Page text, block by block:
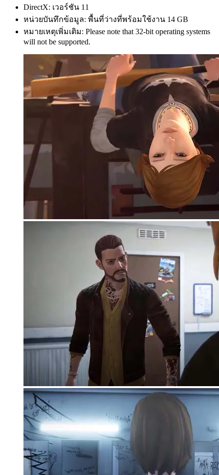
DirectX: เวอร์ชัน 11
หน่วยบันทึกข้อมูล: พื้นที่ว่างที่พร้อมใช้งาน 14 GB
หมายเหตุเพิ่มเติม: Please note that 32-bit operating systems
will not be supported.